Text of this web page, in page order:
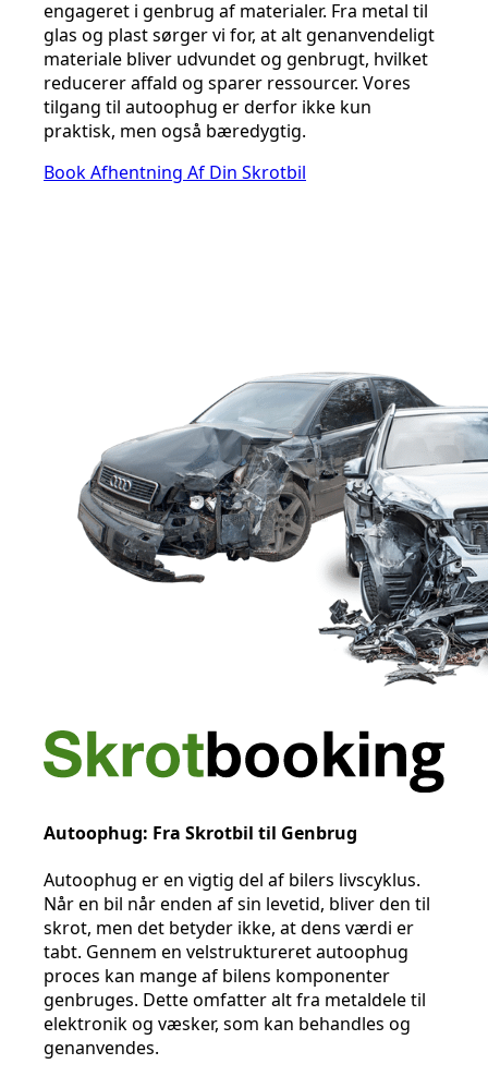
engageret i genbrug af materialer. Fra metal til
glas og plast sørger vi for, at alt genanvendeligt
materiale bliver udvundet og genbrugt, hvilket
reducerer affald og sparer ressourcer. Vores
tilgang til autoophug er derfor ikke kun
praktisk, men også bæredygtig.
Book Afhentning Af Din Skrotbil
Autoophug: Fra Skrotbil til Genbrug
Autoophug er en vigtig del af bilers livscyklus.
Når en bil når enden af sin levetid, bliver den til
skrot, men det betyder ikke, at dens værdi er
tabt. Gennem en velstruktureret autoophug
proces kan mange af bilens komponenter
genbruges. Dette omfatter alt fra metaldele til
elektronik og væsker, som kan behandles og
genanvendes.